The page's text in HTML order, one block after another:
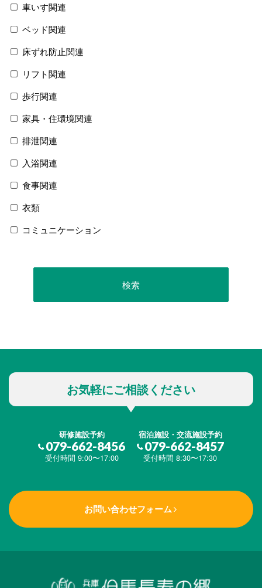
車いす関連
ベッド関連
床ずれ防止関連
リフト関連
歩行関連
家具・住環境関連
排泄関連
入浴関連
食事関連
衣類
コミュニケーション
お気軽にご相談ください
研修施設予約
079-662-8456
受付時間 9:00〜17:00
宿泊施設・交流施設予約
079-662-8457
受付時間 8:30〜17:30
お問い合わせフォーム